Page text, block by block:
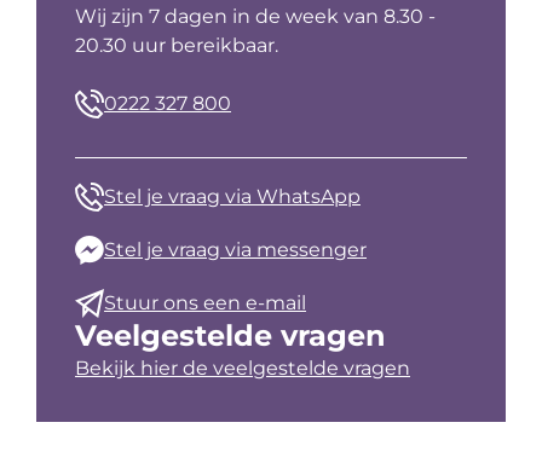
Wij zijn 7 dagen in de week van 8.30 -
20.30 uur bereikbaar.
0222 327 800
Stel je vraag via WhatsApp
Stel je vraag via messenger
Stuur ons een e-mail
Veelgestelde vragen
Bekijk hier de veelgestelde vragen